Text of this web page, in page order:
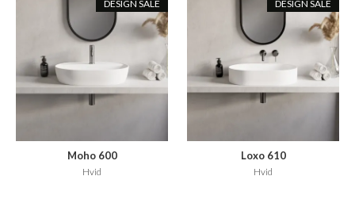
DESIGN SALE
Moho 600
Hvid
DESIGN SALE
Loxo 610
Hvid